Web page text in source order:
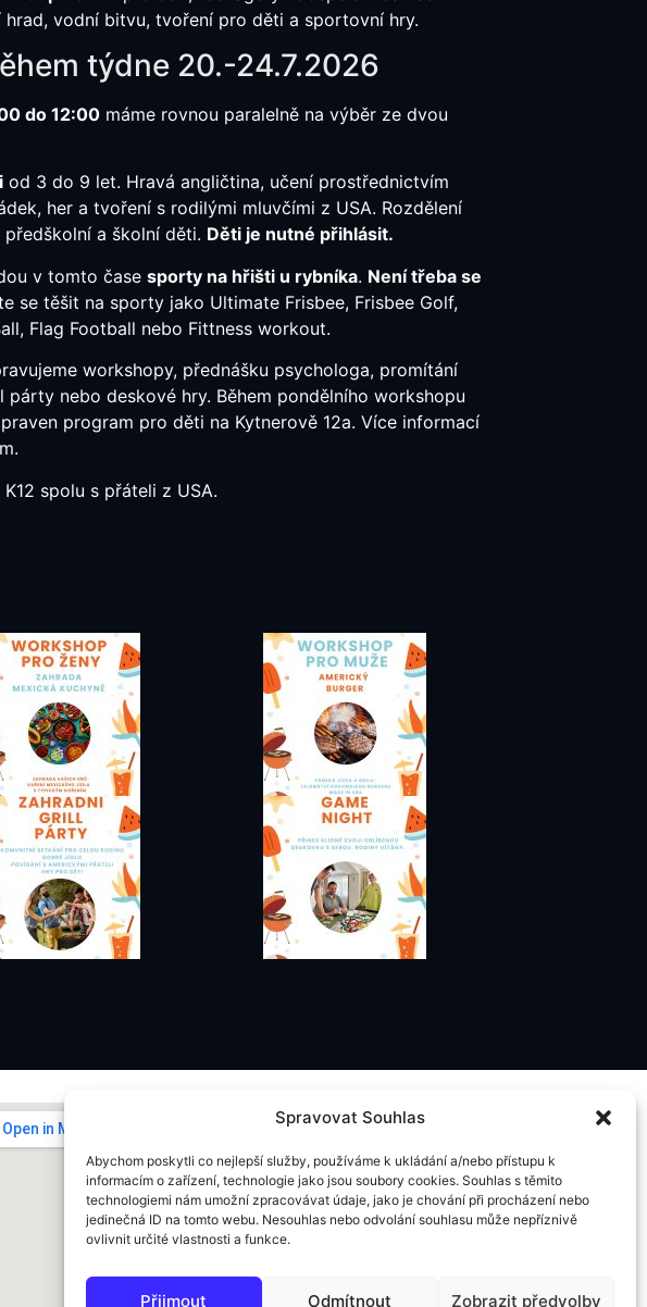
Spravovat Souhlas
Abychom poskytli co nejlepší služby, používáme k ukládání a/nebo přístupu k
informacím o zařízení, technologie jako jsou soubory cookies. Souhlas s těmito
technologiemi nám umožní zpracovávat údaje, jako je chování při procházení nebo
jedinečná ID na tomto webu. Nesouhlas nebo odvolání souhlasu může nepříznivě
ovlivnit určité vlastnosti a funkce.
Přijmout Odmítnout Zobrazit předvolby
hrad, vodní bitvu, tvoření pro děti a sportovní hry.
týdne 20.-24.7.2026
do 12:00 máme rovnou paralelně na výběr ze dvou
od 3 do 9 let. Hravá angličtina, učení prostřednictvím
her a tvoření s rodilými mluvčími z USA. Rozdělení
a školní děti. Děti je nutné přihlásit.
v tomto čase sporty na hřišti u rybníka. Není třeba se
se těšit na sporty jako Ultimate Frisbee, Frisbee Golf,
Flag Football nebo Fittness workout.
workshopy, přednášku psychologa, promítání
párty nebo deskové hry. Během pondělního workshopu
program pro děti na Kytnerově 12a. Více informací
spolu s přáteli z USA.